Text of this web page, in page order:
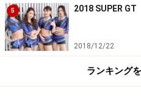
5 2018 SUPER GT
2018/12/22
ランキング